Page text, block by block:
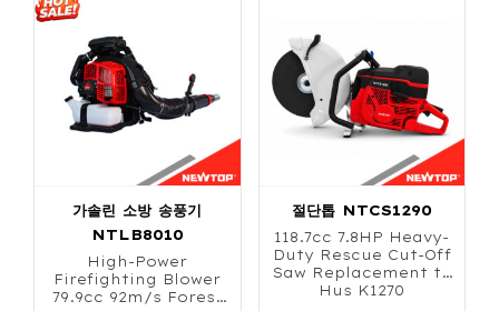
가솔린 소방 송풍기
NTLB8010
High-Power
Firefighting Blower
79.9cc 92m/s Forest
절단톱 NTCS1290
118.7cc 7.8HP Heavy-
Duty Rescue Cut-Off
Saw Replacement to
Hus K1270